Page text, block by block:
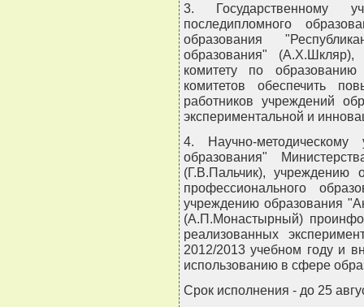
3. Государственному
последипломного
образования
образования" (А.Х.Шкляр),
комитету по образованию
комитетов обеспечить
работников учреждений
экспериментальной и
4. Научно-методическому
образования"
(Г.В.Пальчик), учреждению
профессионального
учреждению образования
(А.П.Монастырный)
реализованных
2012/2013 учебном году и
использованию в сфере
Срок исполнения - до 25